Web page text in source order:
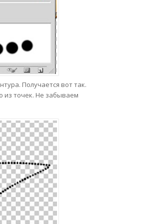
Получается вот так.
из точек. Не забываем